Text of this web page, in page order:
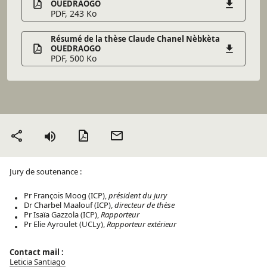
OUEDRAOGO
PDF, 243 Ko
Résumé de la thèse Claude Chanel Nèbkèta
OUEDRAOGO
PDF, 500 Ko
Partager Version PDF
Jury de soutenance :
Pr François Moog (ICP),président du jury
Dr Charbel Maalouf (ICP),directeur de thèse
Pr Isaïa Gazzola (ICP),Rapporteur
Pr Elie Ayroulet (UCLy),Rapporteur extérieur
Contact mail :
Leticia Santiago